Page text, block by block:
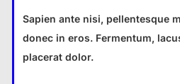
Sapien ante nisi, pellentesque
donec in eros. Fermentum,
placerat dolor.